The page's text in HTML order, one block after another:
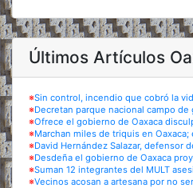
Últimos Artículos
※Sin control, incendio que cobró la
※Decretan parque nacional campo de
※Ofrece el gobierno de Oaxaca
※Marchan miles de triquis en
※David Hernández Salazar, defensor
※Desdeña el gobierno de Oaxaca
※Suman 12 integrantes del MULT
※Vecinos acosan a artesana por no